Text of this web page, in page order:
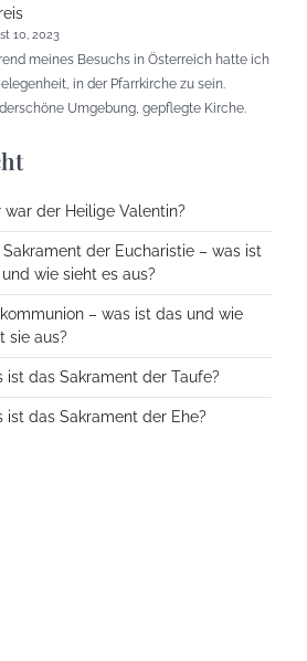
10, 2023
meines Besuchs in Österreich hatte ich
in der Pfarrkirche zu sein.
Umgebung, gepflegte Kirche.
war der Heilige Valentin?
Sakrament der Eucharistie – was ist
wie sieht es aus?
– was ist das und wie
sie aus?
ist das Sakrament der Taufe?
ist das Sakrament der Ehe?